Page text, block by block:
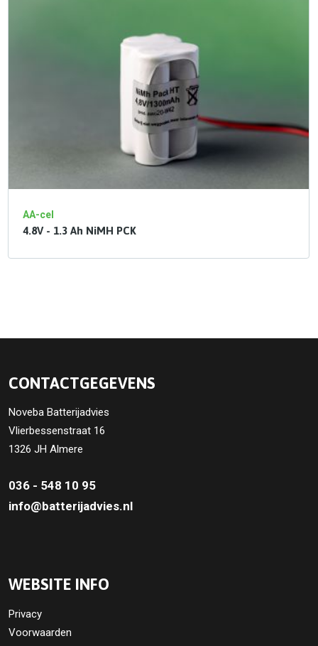
AA-cel
4.8V - 1.3 Ah NiMH PCK
CONTACTGEGEVENS
Noveba Batterijadvies
Vlierbessenstraat 16
1326 JH Almere
036 - 548 10 95
info@batterijadvies.nl
WEBSITE INFO
Privacy
Voorwaarden